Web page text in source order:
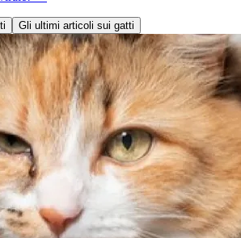
Gli ultimi articoli sui gatti